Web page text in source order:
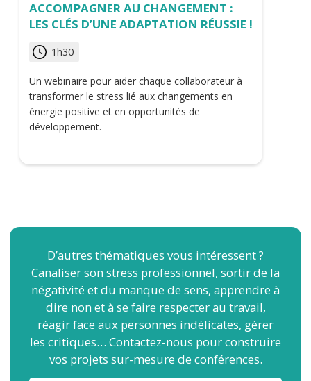
ACCOMPAGNER AU CHANGEMENT :
LES CLÉS D’UNE ADAPTATION RÉUSSIE !
1h30
Un webinaire pour aider chaque collaborateur à
transformer le stress lié aux changements en
énergie positive et en opportunités de
développement.
D’autres thématiques vous intéressent ?
Canaliser son stress professionnel, sortir de la
négativité et du manque de sens, apprendre à
dire non et à se faire respecter au travail,
réagir face aux personnes indélicates, gérer
les critiques… Contactez-nous pour construire
vos projets sur-mesure de conférences.